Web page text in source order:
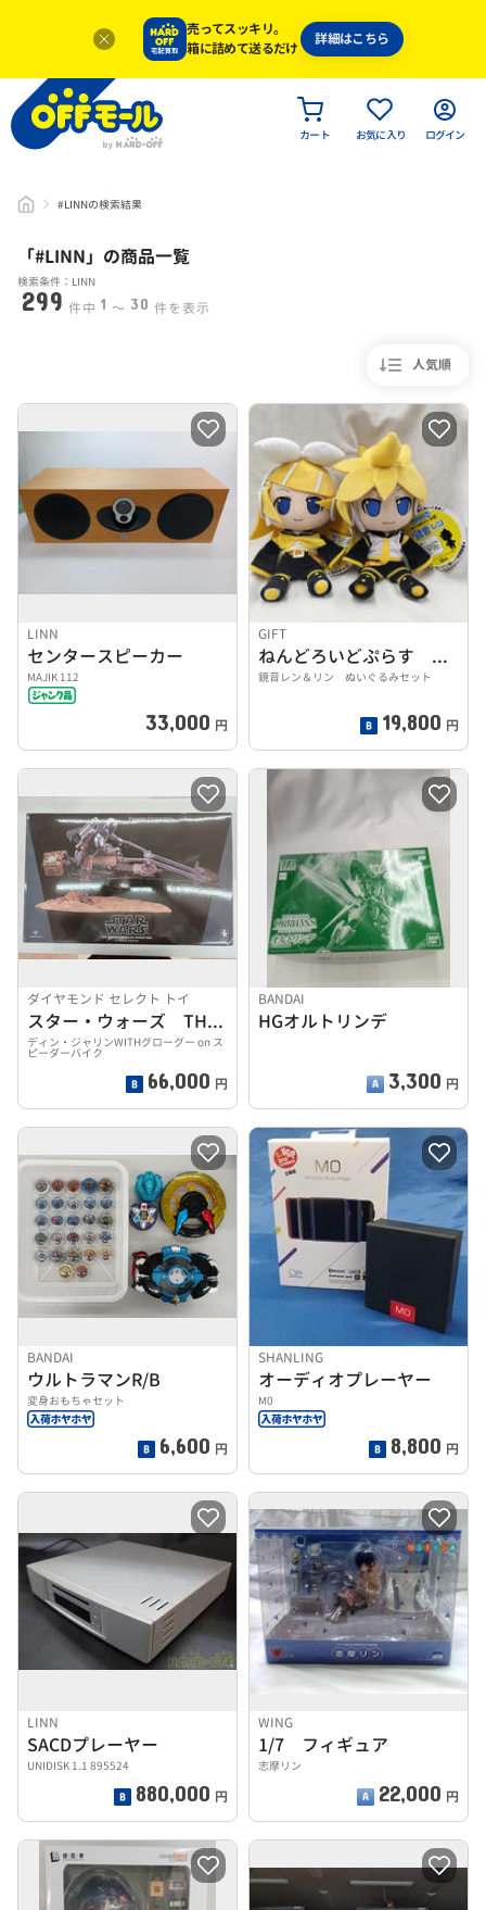
売ってスッキリ。
箱に詰めて送るだけ
詳細はこちら
カート お気に入り ログイン
#LINNの検索結果
「#LINN」 の商品一覧
検索条件：LINN
299 件中 1 〜 30 件を表示
人気順
LINN
センタースピーカー
MAJIK 112
33,000 円
GIFT
ねんどろいどぷらす ぬいぐるみシリーズ
鏡音レン＆リン ぬいぐるみセット
19,800 円
ダイヤモンド セレクト トイ
スター・ウォーズ THE MANDALORIAN
ディン・ジャリンWITHグローグー on ス
ピーダーバイク
66,000 円
BANDAI
HGオルトリンデ
3,300 円
BANDAI
ウルトラマンR/B
変身おもちゃセット
6,600 円
SHANLING
オーディオプレーヤー
M0
8,800 円
LINN
SACDプレーヤー
UNIDISK 1.1 895524
880,000 円
WING
1/7 フィギュア
志摩リン
22,000 円